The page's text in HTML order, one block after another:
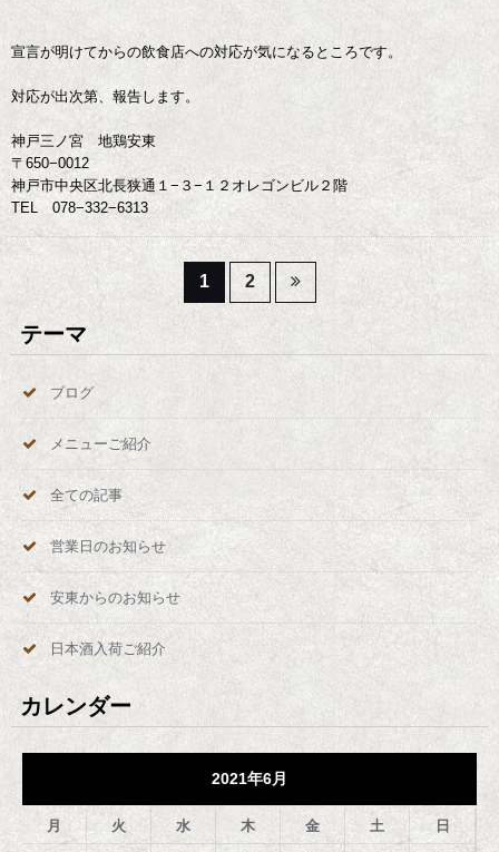
宣言が明けてからの飲食店への対応が気になるところです。
対応が出次第、報告します。
神戸三ノ宮 地鶏安東
〒650−0012
神戸市中央区北長狭通１−３−１２オレゴンビル２階
TEL 078−332−6313
投
稿
ペ
ー
ジ
送
り
1 2
テーマ
ブログ
メニューご紹介
全ての記事
営業日のお知らせ
安東からのお知らせ
日本酒入荷ご紹介
カレンダー
2021年6月
月 火 水 木 金 土 日